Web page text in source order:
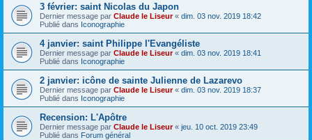
3 février: saint Nicolas du Japon
Dernier message par Claude le Liseur« dim. 03 nov. 2019 18:42
Publié dans Iconographie
4 janvier: saint Philippe l'Evangéliste
Dernier message par Claude le Liseur« dim. 03 nov. 2019 18:41
Publié dans Iconographie
2 janvier: icône de sainte Julienne de Lazarevo
Dernier message par Claude le Liseur« dim. 03 nov. 2019 18:37
Publié dans Iconographie
Recension: L'Apôtre
Dernier message par Claude le Liseur« jeu. 10 oct. 2019 23:49
Publié dans Forum général